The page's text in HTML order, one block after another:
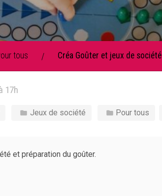
tous / Créa Goûter et jeux de société
17h
Jeux de société Pour tous
et préparation du goûter.